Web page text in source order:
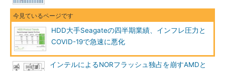
HDD大手Seagateの四半期業績、インフレ圧力と
COVID-19で急速に悪化
インテルによるNORフラッシュ独占を崩すAMDと